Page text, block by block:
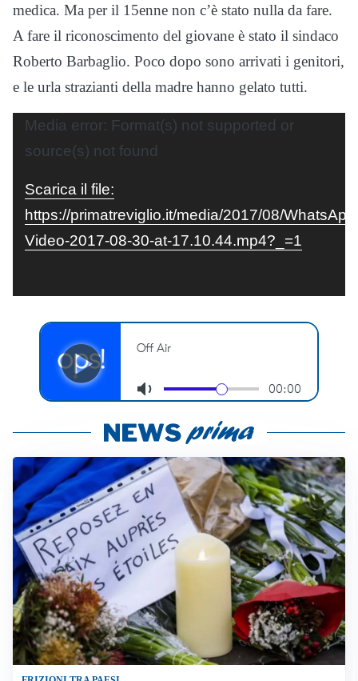
medica. Ma per il 15enne non c’è stato nulla da fare.
A fare il riconoscimento del giovane è stato il sindaco
Roberto Barbaglio. Poco dopo sono arrivati i genitori,
e le urla strazianti della madre hanno gelato tutti.
Video
Player
Media error: Format(s) not supported or
source(s) not found
Scarica il file:
https://primatreviglio.it/media/2017/08/
Video-2017-08-30-at-17.10.44.mp4?_=1